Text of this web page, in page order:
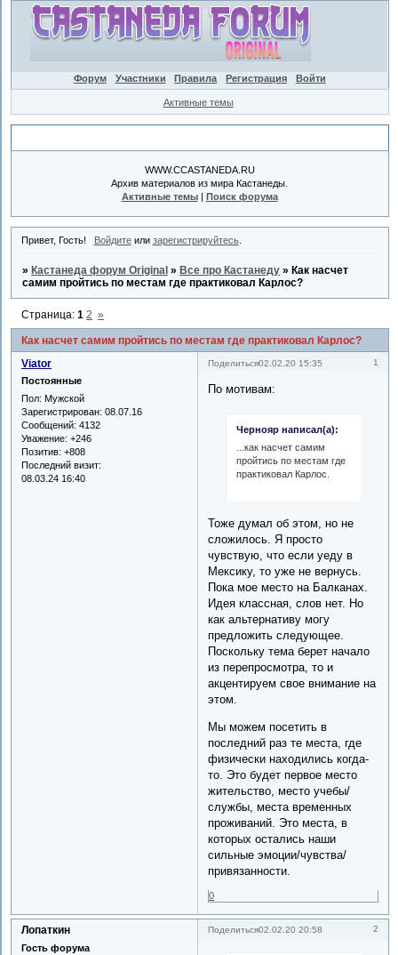
Форум Участники Правила Регистрация Войти
Активные темы
WWW.CCASTANEDA.RU
Архив материалов из мира Кастанеды.
Активные темы| Поиск форума
Привет, Гость! Войдитеили зарегистрируйтесь.
» Кастанеда форум Original » Все про Кастанеду » Как насчет
самим пройтись по местам где практиковал Карлос?
Как насчет самим пройтись по местам где практиковал Карлос?
Страница:1 2 »
Поделиться 1
02.02.20 15:35
Viator
Постоянные
Пол: Мужской
Зарегистрирован: 08.07.16
Сообщений: 4132
Уважение: +246
Позитив: +808
Последний визит:
08.03.24 16:40
По мотивам:
Чернояр написал(а):
...как насчет самим
пройтись по местам где
практиковал Карлос.
Тоже думал об этом, но не
сложилось. Я просто
чувствую, что если уеду в
Мексику, то уже не вернусь.
Пока мое место на Балканах.
Идея классная, слов нет. Но
как альтернативу могу
предложить следующее.
Поскольку тема берет начало
из перепросмотра, то и
акцентируем свое внимание на
этом.
Мы можем посетить в
последний раз те места, где
физически находились когда-
то. Это будет первое место
жительство, место учебы/
службы, места временных
проживаний. Это места, в
которых остались наши
сильные эмоции/чувства/
привязанности.
0
Поделиться 2
02.02.20 20:58
Лопаткин
Гость форума